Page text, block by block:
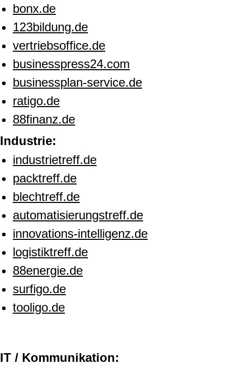
bonx.de
123bildung.de
vertriebsoffice.de
businesspress24.com
businessplan-service.de
ratigo.de
88finanz.de
Industrie:
industrietreff.de
packtreff.de
blechtreff.de
automatisierungstreff.de
innovations-intelligenz.de
logistiktreff.de
88energie.de
surfigo.de
tooligo.de
IT / Kommunikation: